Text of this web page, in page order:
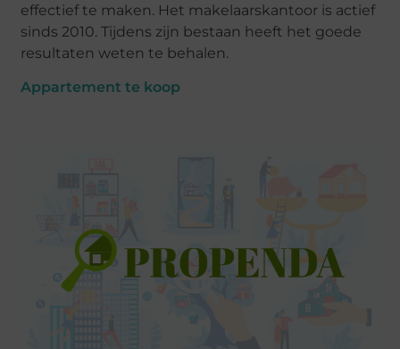
effectief te maken. Het makelaarskantoor is actief
sinds 2010. Tijdens zijn bestaan ​​heeft het goede
resultaten weten te behalen.
Appartement te koop